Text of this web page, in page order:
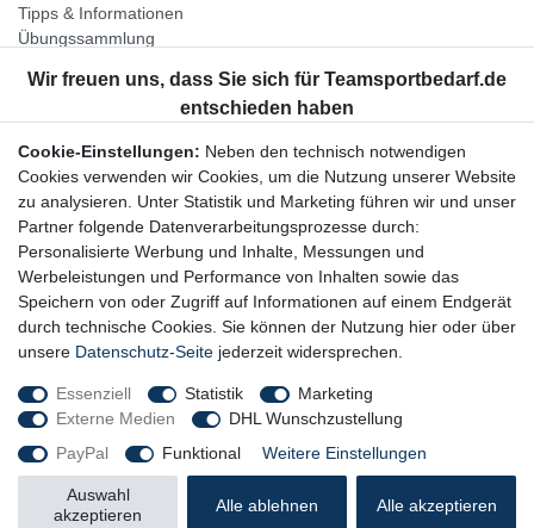
Tipps & Informationen
Übungssammlung
Unternehmen
Widerrufsrecht
Bestellung widerrufen
Datenschutzerklärung
AGB
Impressum
Newsletter
Newsletter-Anmeldung
Cookie-Einstellungen: Neben den technisch notwendigen
Cookies verwenden wir Cookies, um die Nutzung unserer Website
zu analysieren. Unter Statistik und Marketing führen wir und unser
Partner folgende Datenverarbeitungsprozesse durch:
Personalisierte Werbung und Inhalte, Messungen und
Werbeleistungen und Performance von Inhalten sowie das
Speichern von oder Zugriff auf Informationen auf einem Endgerät
durch technische Cookies. Sie können der Nutzung hier oder über
unsere Datenschutz-Seite jederzeit widersprechen.
Essenziell Statistik
Marketing
Externe Medien
DHL Wunschzustellung
PayPal
Funktional Weitere Einstellungen
Alle akzeptieren
Alle ablehnen
Auswahl
akzeptieren